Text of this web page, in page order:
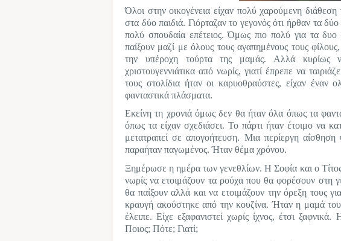
Όλοι στην οικογένεια είχαν πολύ χαρούμενη
στα δύο παιδιά. Γιόρταζαν το γεγονός ότι ήρθαν τα
πολύ σπουδαία επέτειος. Όμως πιο πολύ για τα δυο
παίξουν μαζί με όλους τους αγαπημένους τους
την υπέροχη τούρτα της μαμάς. Αλλά κυρίως
χριστουγεννιάτικα από νωρίς, γιατί έπρεπε να
τους στολίδια ήταν οι καρυοθραύστες, είχαν
φανταστικά πλάσματα.
Εκείνη τη χρονιά όμως δεν θα ήταν όλα όπως τα
όπως τα είχαν σχεδιάσει. Το πάρτι ήταν έτοιμο να
μετατραπεί σε απογοήτευση. Μια περίεργη
παραήταν παγωμένος. Ήταν θέμα χρόνου.
Ξημέρωσε η ημέρα των γενεθλίων. Η Σοφία και ο
νωρίς να ετοιμάζουν τα ρούχα που θα φορέσουν στη
θα παίξουν αλλά και να ετοιμάζουν την όρεξη τους
κραυγή ακούστηκε από την κουζίνα. Ήταν η μαμά
έλειπε. Είχε εξαφανιστεί χωρίς ίχνος, έτσι ξαφνικά.
Ποιος; Πότε; Γιατί;